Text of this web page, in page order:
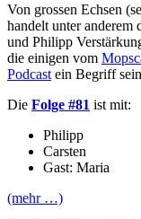
Von grossen Echsen
handelt unter anderem
und Philipp
die einigen vom
Podcast ein Begriff
Die Folge #81 ist mit:
Philipp
Carsten
Gast: Maria
(mehr …)